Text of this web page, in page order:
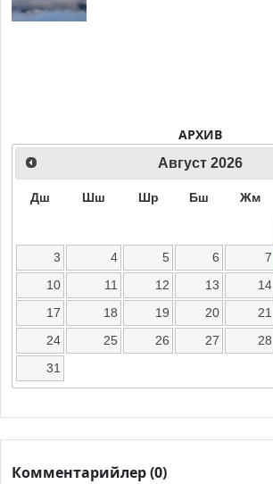
АРХИВ
Август 2026
Дш Шш Шр Бш Жм
3
4 5 6 7
10
11 12 13 14
17
18 19 20 21
24
25 26 27 28
31
Комментарийлер (0)